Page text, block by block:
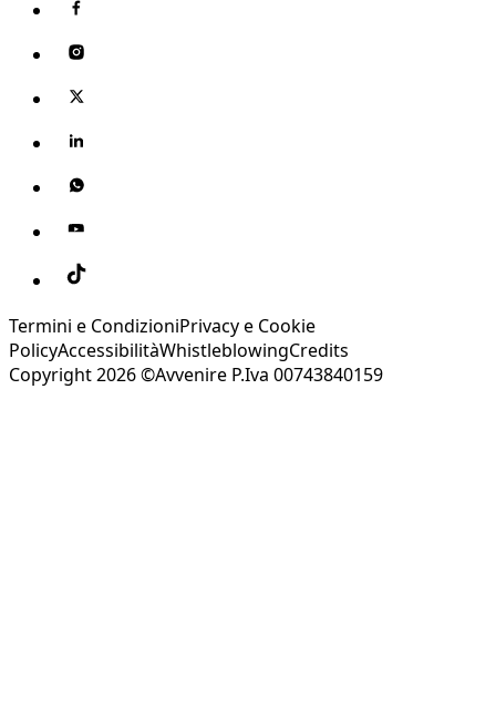
Termini e CondizioniPrivacy e Cookie
PolicyAccessibilitàWhistleblowingCredits
Copyright 2026 ©Avvenire P.Iva 00743840159